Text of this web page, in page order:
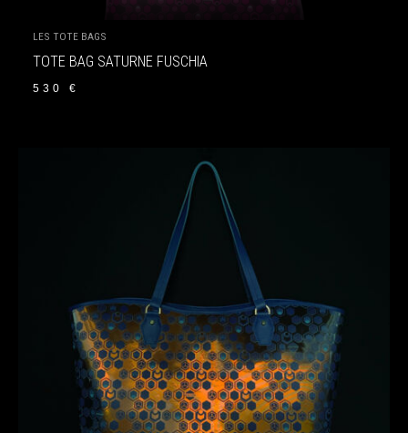
LES TOTE BAGS
TOTE BAG SATURNE FUSCHIA
530€